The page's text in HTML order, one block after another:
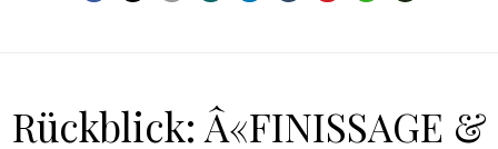
Rückblick: Â«FINISSAGE &